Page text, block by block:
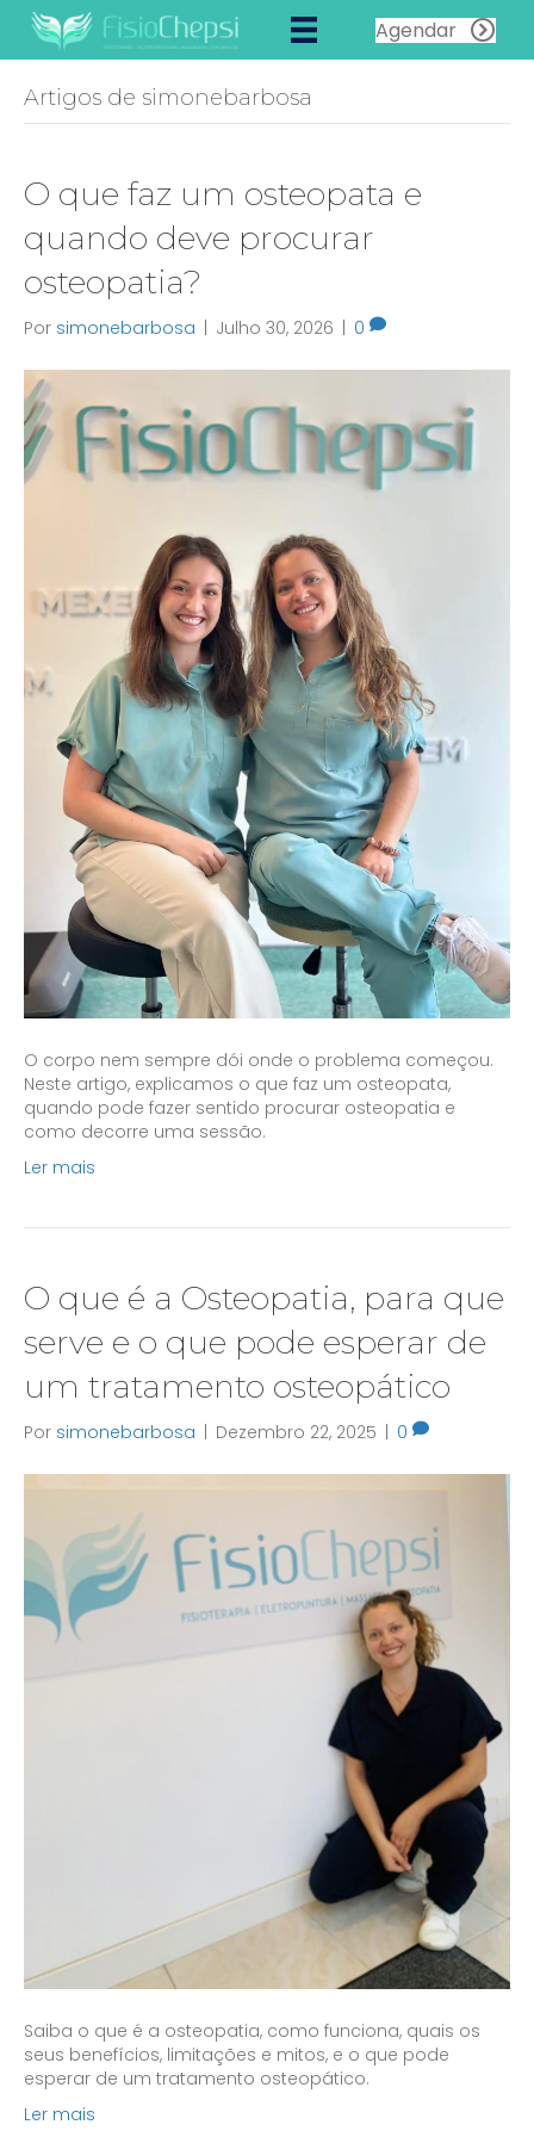
Agendar
Artigos de simonebarbosa
O que faz um osteopata e
quando deve procurar
osteopatia?
Por simonebarbosa Julho 30, 2026 0
O corpo nem sempre dói onde o problema começou.
Neste artigo, explicamos o que faz um osteopata,
quando pode fazer sentido procurar osteopatia e
como decorre uma sessão.
Ler mais
O que é a Osteopatia, para que
serve e o que pode esperar de
um tratamento osteopático
Por simonebarbosa Dezembro 22, 2025 0
Saiba o que é a osteopatia, como funciona, quais os
seus benefícios, limitações e mitos, e o que pode
esperar de um tratamento osteopático.
Ler mais